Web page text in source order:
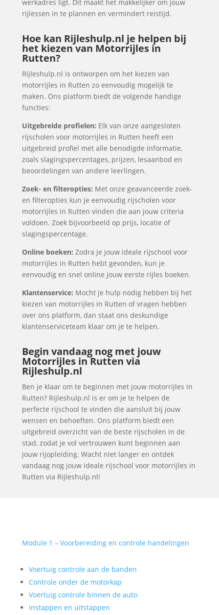
werkadres ligt. Dit maakt het makkelijker om jouw
rijlessen in te plannen en vermindert reistijd.
Hoe kan Rijleshulp.nl je helpen bij
het kiezen van Motorrijles in
Rutten?
Rijleshulp.nl is ontworpen om het kiezen van
motorrijles in Rutten zo eenvoudig mogelijk te
maken. Ons platform biedt de volgende handige
functies:
Uitgebreide profielen: Elk van onze aangesloten
rijscholen voor motorrijles in Rutten heeft een
uitgebreid profiel met alle benodigde informatie,
zoals slagingspercentages, prijzen, lesaanbod en
beoordelingen van andere leerlingen.
Zoek- en filteropties: Met onze geavanceerde zoek-
en filteropties kun je eenvoudig rijscholen voor
motorrijles in Rutten vinden die aan jouw criteria
voldoen. Zoek bijvoorbeeld op prijs, locatie of
slagingspercentage.
Online boeken: Zodra je jouw ideale rijschool voor
motorrijles in Rutten hebt gevonden, kun je
eenvoudig en snel online jouw eerste rijles boeken.
Klantenservice: Mocht je hulp nodig hebben bij het
kiezen van motorrijles in Rutten of vragen hebben
over ons platform, dan staat ons deskundige
klantenserviceteam klaar om je te helpen.
Begin vandaag nog met jouw
Motorrijles in Rutten via
Rijleshulp.nl
Ben je klaar om te beginnen met jouw motorrijles in
Rutten? Rijleshulp.nl is er om je te helpen de
perfecte rijschool te vinden die aansluit bij jouw
wensen en behoeften. Ons platform biedt een
uitgebreid overzicht van de beste rijscholen in de
stad, zodat je vol vertrouwen kunt beginnen aan
jouw rijopleiding. Wacht niet langer en ontdek
vandaag nog jouw ideale rijschool voor motorrijles in
Rutten via Rijleshulp.nl!
Module 1 – Voorbereiding en controle handelingen
Voertuig controle aan de banden
Controle onder de motorkap
Voertuig controle binnen de auto
Instappen en uitstappen